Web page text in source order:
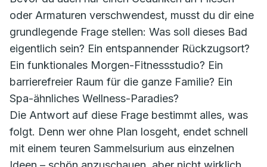
oder Armaturen verschwendest, musst du dir eine
grundlegende Frage stellen: Was soll dieses Bad
eigentlich sein? Ein entspannender Rückzugsort?
Ein funktionales Morgen-Fitnessstudio? Ein
barrierefreier Raum für die ganze Familie? Ein
Spa-ähnliches Wellness-Paradies?
Die Antwort auf diese Frage bestimmt alles, was
folgt. Denn wer ohne Plan losgeht, endet schnell
mit einem teuren Sammelsurium aus einzelnen